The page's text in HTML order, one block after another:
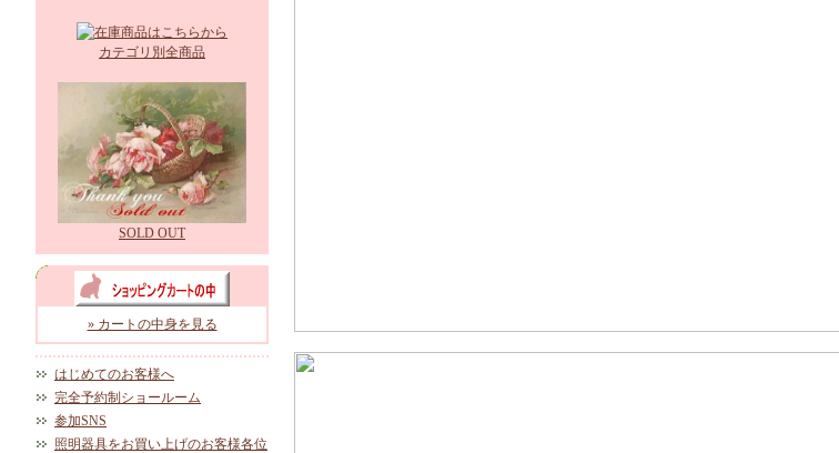
カテゴリ別全商品
SOLD OUT
» カートの中身を見る
はじめてのお客様へ
完全予約制ショールーム
参加SNS
照明器具をお買い上げのお客様各位